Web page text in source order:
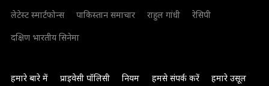
लेटेस्ट स्मार्टफोन्स
पाकिस्तान समाचार राहुल गांधी
रेसिपी
दक्षिण भारतीय सिनेमा
हमारे बारे में प्राइवेसी पॉलिसी नियम हमसे संपर्क करें हमारे उसूल